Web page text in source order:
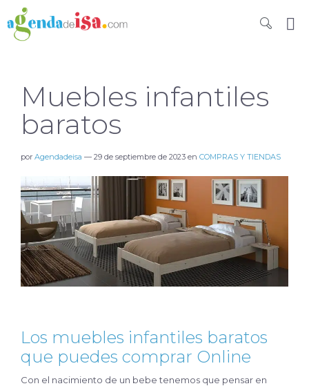
Muebles infantiles
baratos
por Agendadeisa — 29 de septiembre de 2023 en COMPRAS Y TIENDAS
Los muebles infantiles baratos
que puedes comprar Online
Con el nacimiento de un bebe tenemos que pensar en